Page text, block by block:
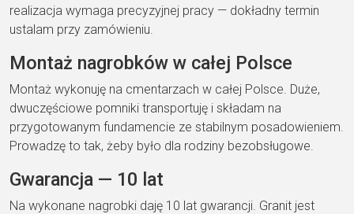
realizacja wymaga precyzyjnej pracy — dokładny termin
ustalam przy zamówieniu.
Montaż nagrobków w całej Polsce
Montaż wykonuję na cmentarzach w całej Polsce. Duże,
dwuczęściowe pomniki transportuję i składam na
przygotowanym fundamencie ze stabilnym posadowieniem.
Prowadzę to tak, żeby było dla rodziny bezobsługowe.
Gwarancja — 10 lat
Na wykonane nagrobki daję 10 lat gwarancji. Granit jest